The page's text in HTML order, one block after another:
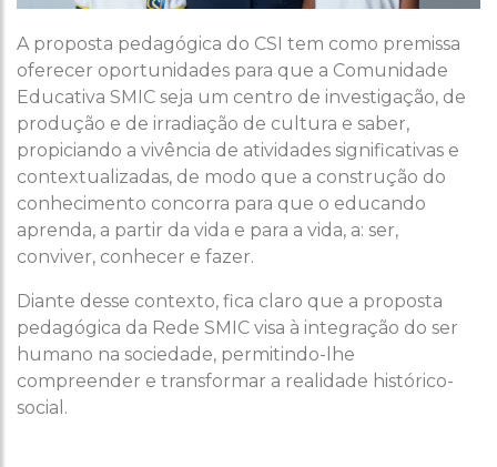
A proposta pedagógica do CSI tem como premissa
oferecer oportunidades para que a Comunidade
Educativa SMIC seja um centro de investigação, de
produção e de irradiação de cultura e saber,
propiciando a vivência de atividades significativas e
contextualizadas, de modo que a construção do
conhecimento concorra para que o educando
aprenda, a partir da vida e para a vida, a: ser,
conviver, conhecer e fazer.
Diante desse contexto, fica claro que a proposta
pedagógica da Rede SMIC visa à integração do ser
humano na sociedade, permitindo-lhe
compreender e transformar a realidade histórico-
social.